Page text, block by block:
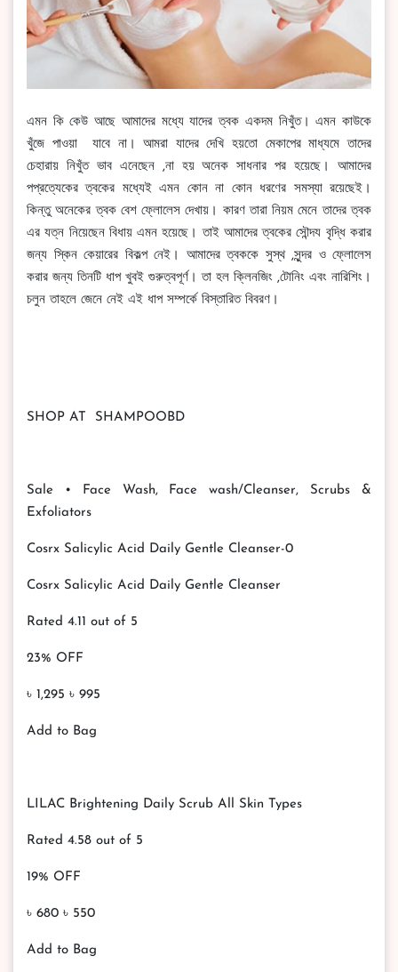
এমন কি কেউ আছে আমাদের মধ্যে যাদের ত্বক একদম নিখুঁত। এমন কাউকে
খুঁজে পাওয়া যাবে না। আমরা যাদের দেখি হয়তো মেকাপের মাধ্যমে তাদের
চেহারায় নিখুঁত ভাব এনেছেন ,না হয় অনেক সাধনার পর হয়েছে। আমাদের
পপ্রত্যেকের ত্বকের মধ্যেই এমন কোন না কোন ধরণের সমস্যা রয়েছেই।
কিন্তু অনেকের ত্বক বেশ ফ্লোলেস দেখায়। কারণ তারা নিয়ম মেনে তাদের ত্বক
এর যত্ন নিয়েছেন বিধায় এমন হয়েছে। তাই আমাদের ত্বকের সৌন্দয বৃদ্ধি করার
জন্য স্কিন কেয়ারের বিকল্প নেই। আমাদের ত্বককে সুস্থ ,সুন্দর ও ফ্লোলেস
করার জন্য তিনটি ধাপ খুবই গুরুত্বপূর্ণ। তা হল ক্লিনজিং ,টোনিং এবং নারিশিং।
চলুন তাহলে জেনে নেই এই ধাপ সম্পর্কে বিস্তারিত বিবরণ।
SHOP AT SHAMPOOBD
Sale • Face Wash, Face wash/Cleanser, Scrubs &
Exfoliators
Cosrx Salicylic Acid Daily Gentle Cleanser-0
Cosrx Salicylic Acid Daily Gentle Cleanser
Rated 4.11 out of 5
23% OFF
৳ 1,295 ৳ 995
Add to Bag
LILAC Brightening Daily Scrub All Skin Types
Rated 4.58 out of 5
19% OFF
৳ 680 ৳ 550
Add to Bag